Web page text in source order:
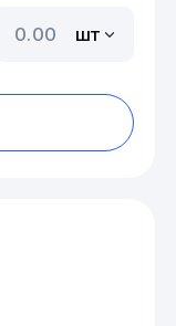
шт